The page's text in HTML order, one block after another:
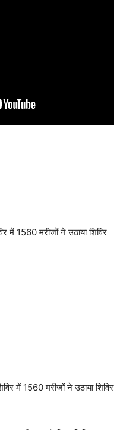
में 1560 मरीजों ने उठाया शिविर
में 1560 मरीजों ने उठाया शिविर